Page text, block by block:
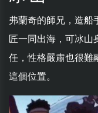
弗蘭奇的師兄，造船
匠一同出海，可冰山
任，性格嚴肅也很難
這個位置。